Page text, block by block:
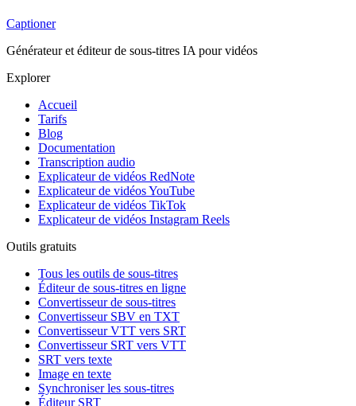
Captioner
Générateur et éditeur de sous-titres IA pour vidéos
Explorer
Accueil
Tarifs
Blog
Documentation
Transcription audio
Explicateur de vidéos RedNote
Explicateur de vidéos YouTube
Explicateur de vidéos TikTok
Explicateur de vidéos Instagram Reels
Outils gratuits
Tous les outils de sous-titres
Éditeur de sous-titres en ligne
Convertisseur de sous-titres
Convertisseur SBV en TXT
Convertisseur VTT vers SRT
Convertisseur SRT vers VTT
SRT vers texte
Image en texte
Synchroniser les sous-titres
Éditeur SRT